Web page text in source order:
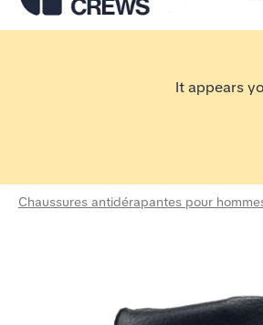
Aller à la page d’accueil Shoes For Crews
It appears
Chaussures antidérapantes pour